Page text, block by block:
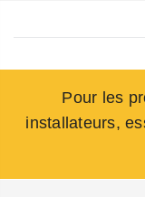
Pour les
installateurs,